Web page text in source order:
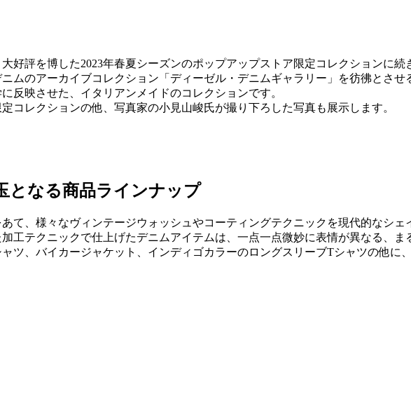
好評を博した2023年春夏シーズンのポップアップストア限定コレクションに
ムのアーカイブコレクション「ディーゼル・デニムギャラリー」を彷彿とさ
反映させた、イタリアンメイドのコレクションです。
コレクションの他、写真家の小見山峻氏が撮り下ろした写真も展示します。
となる商品ラインナップ
て、様々なヴィンテージウォッシュやコーティングテクニックを現代的なシ
工テクニックで仕上げたデニムアイテムは、一点一点微妙に表情が異なる、
ツ、バイカージャケット、インディゴカラーのロングスリーブTシャツの他